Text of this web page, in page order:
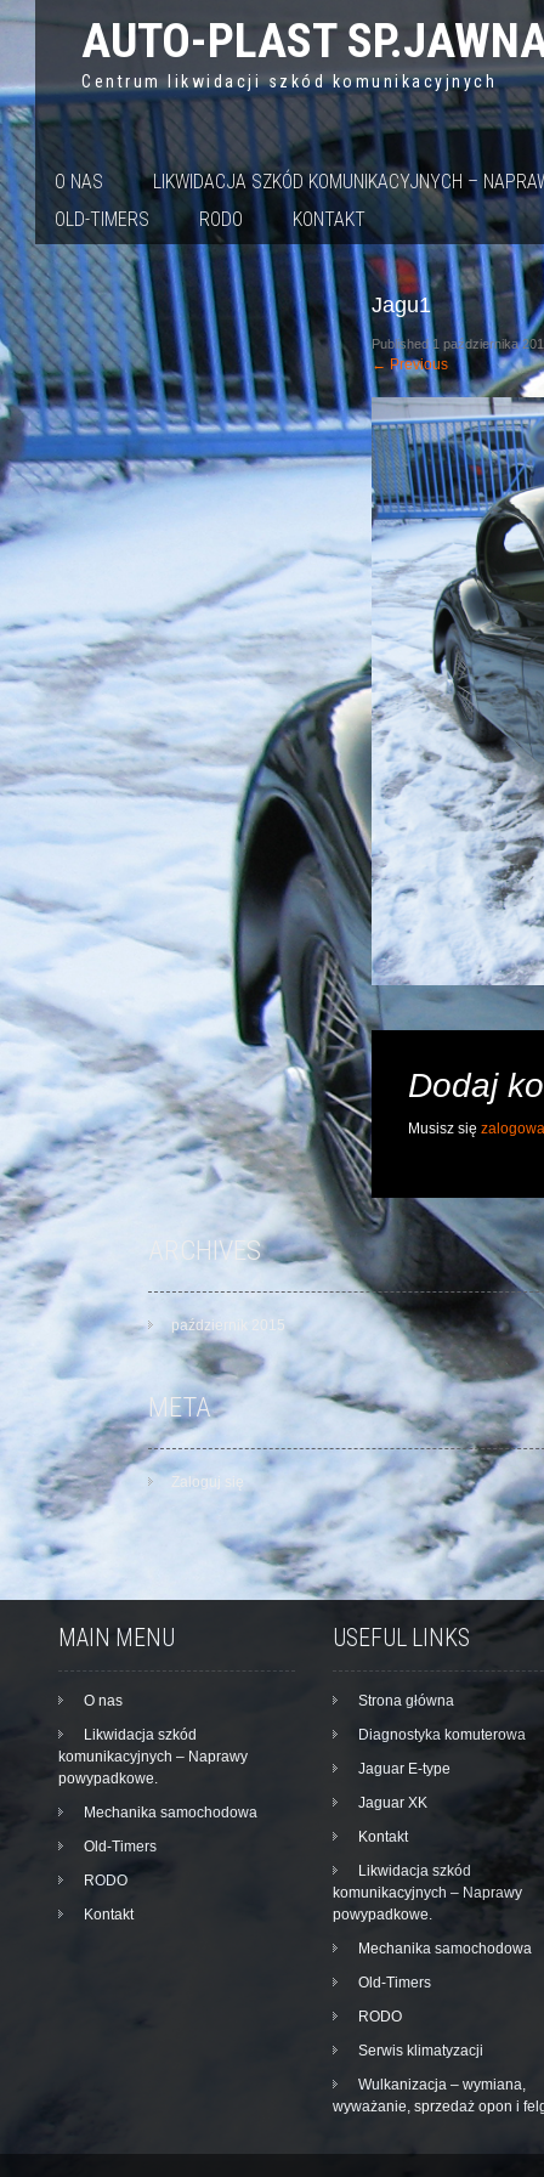
AUTO-PLAST
Centrum likwidacji szkód komunikacyjnych
O NAS
LIKWIDACJA SZKÓD KOMUNIKACYJNYCH –
OLD-TIMERS
RODO KONTAKT
Jagu1
Published 1 października
←Previous
Dodaj
Musisz się
ARCHIVES
październik 2015
META
Zaloguj się
MAIN MENU
O nas
Likwidacja szkód
komunikacyjnych – Naprawy
powypadkowe.
Mechanika samochodowa
Old-Timers
RODO
Kontakt
USEFUL LINKS
Strona główna
Diagnostyka komuterowa
Jaguar E-type
Jaguar XK
Kontakt
Likwidacja szkód
komunikacyjnych – Naprawy
powypadkowe.
Mechanika samochodowa
Old-Timers
RODO
Serwis klimatyzacji
Wulkanizacja – wymiana,
wyważanie, sprzedaż opon i